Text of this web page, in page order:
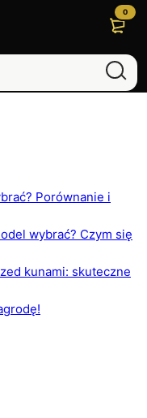
Porównanie i
wybrać? Czym się
kunami: skuteczne
0